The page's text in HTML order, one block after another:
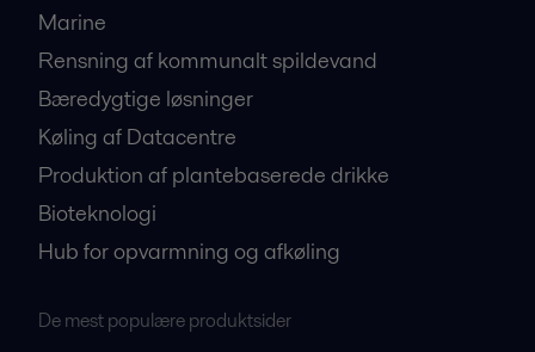
Marine
Rensning af kommunalt spildevand
Bæredygtige løsninger
Køling af Datacentre
Produktion af plantebaserede drikke
Bioteknologi
Hub for opvarmning og afkøling
De mest populære produktsider